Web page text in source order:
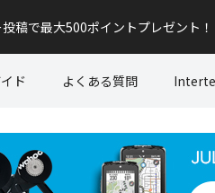
投稿で最大500ポイントプレゼント！
ド よくある質問